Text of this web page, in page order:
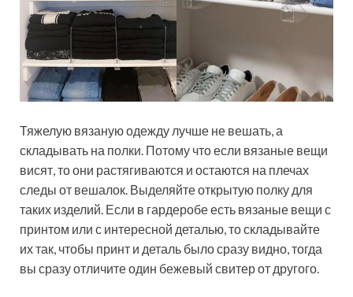
Тяжелую вязаную одежду лучше не вешать, а
складывать на полки. Потому что если вязаные вещи
висят, то они растягиваются и остаются на плечах
следы от вешалок. Выделяйте открытую полку для
таких изделий. Если в гардеробе есть вязаные вещи с
принтом или с интересной деталью, то складывайте
их так, чтобы принт и деталь было сразу видно, тогда
вы сразу отличите один бежевый свитер от другого.